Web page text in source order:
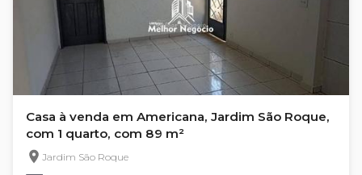
Casa à venda em Americana, Jardim São Roque,
com 1 quarto, com 89 m²
Jardim São Roque